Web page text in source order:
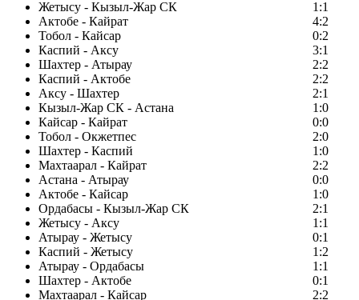
Жетысу - Кызыл-Жар СК
1:1
Актобе - Кайрат
4:2
Тобол - Кайсар
0:2
Каспий - Аксу
3:1
Шахтер - Атырау
2:2
Каспий - Актобе
2:2
Аксу - Шахтер
2:1
Кызыл-Жар СК - Астана
1:0
Кайсар - Кайрат
0:0
Тобол - Окжетпес
2:0
Шахтер - Каспий
1:0
Махтаарал - Кайрат
2:2
Астана - Атырау
0:0
Актобе - Кайсар
1:0
Ордабасы - Кызыл-Жар СК
2:1
Жетысу - Аксу
1:1
Атырау - Жетысу
0:1
Каспий - Жетысу
1:2
Атырау - Ордабасы
1:1
Шахтер - Актобе
0:1
Махтаарал - Кайсар
2:2